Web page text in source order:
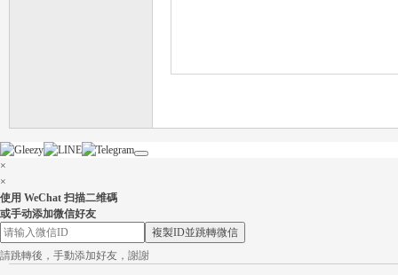
論
×
×
使用 WeChat 扫描二维碼
或手动添加微信好友
複製ID並跳轉微信
請跳轉後，手動添加好友，謝謝